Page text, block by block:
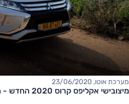
מערכת אוטו, 23/06/2020
מיצובישי אקליפס קרוס 2020 החדש - חוות דעת